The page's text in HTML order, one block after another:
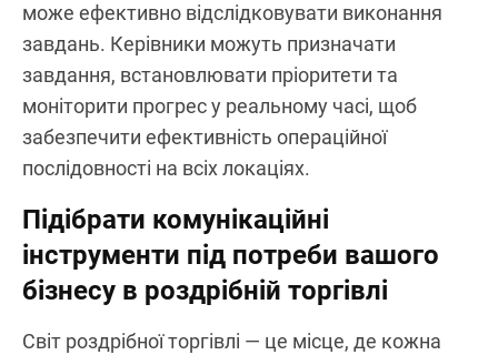
може ефективно відслідковувати виконання
завдань. Керівники можуть призначати
завдання, встановлювати пріоритети та
моніторити прогрес у реальному часі, щоб
забезпечити ефективність операційної
послідовності на всіх локаціях.
Підібрати комунікаційні
інструменти під потреби вашого
бізнесу в роздрібній торгівлі
Світ роздрібної торгівлі — це місце, де кожна